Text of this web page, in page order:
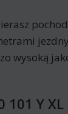
wysoką
Y XL